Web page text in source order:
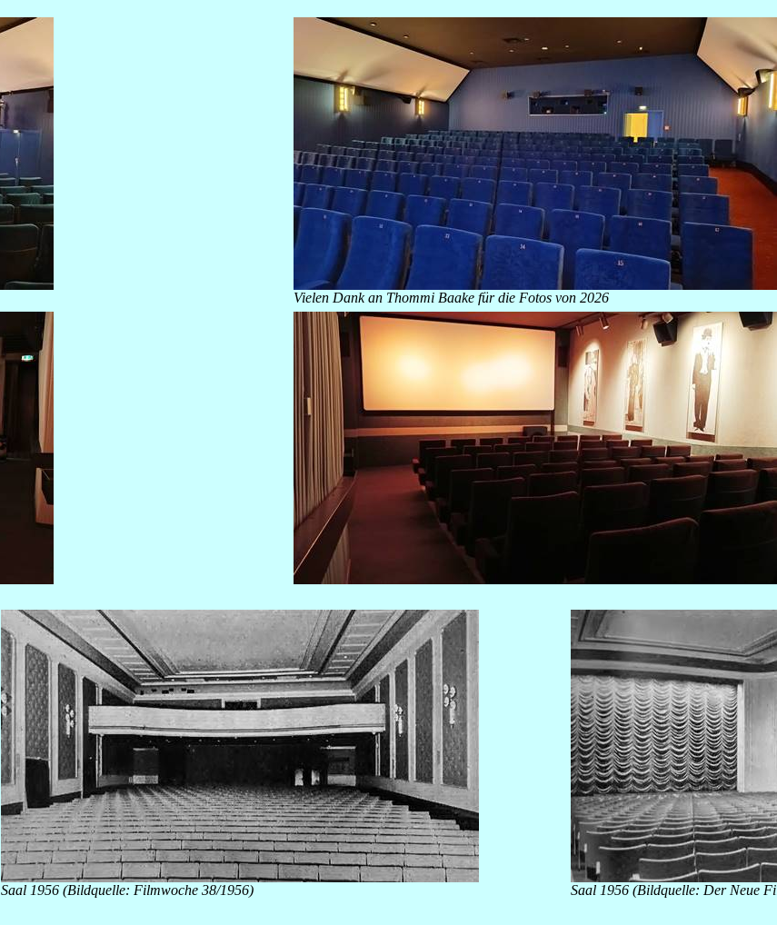
Vielen Dank an Thommi Baake für die Fotos von 2026
Saal 1956 (Bildquelle: Filmwoche 38/1956) Saal 1956 (Bildquelle: Der Neue